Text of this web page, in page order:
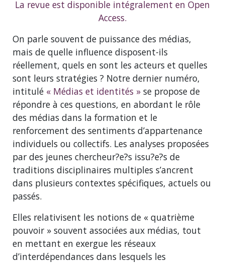
La revue est disponible intégralement en Open
Access.
On parle souvent de puissance des médias,
mais de quelle influence disposent-ils
réellement, quels en sont les acteurs et quelles
sont leurs stratégies ? Notre dernier numéro,
intitulé « Médias et identités » se propose de
répondre à ces questions, en abordant le rôle
des médias dans la formation et le
renforcement des sentiments d’appartenance
individuels ou collectifs. Les analyses proposées
par des jeunes chercheur?e?s issu?e?s de
traditions disciplinaires multiples s’ancrent
dans plusieurs contextes spécifiques, actuels ou
passés.
Elles relativisent les notions de « quatrième
pouvoir » souvent associées aux médias, tout
en mettant en exergue les réseaux
d’interdépendances dans lesquels les